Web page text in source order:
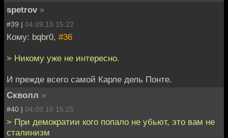
spetrov »
#39 | 04.09.10 15:22
Кому: bqbr0, #36
> Никому уже не интересно.
И прежде всего самой Карле дель Понте.
Скволл »
#40 | 04.09.10 15:25
> При демократии кого попало не убьют, это вам не
сталинизм